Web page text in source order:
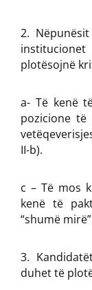
plotësojnë
a- Të kenë
pozicione
II-b).
c – Të mos
kenë të
“shumë
duhet të